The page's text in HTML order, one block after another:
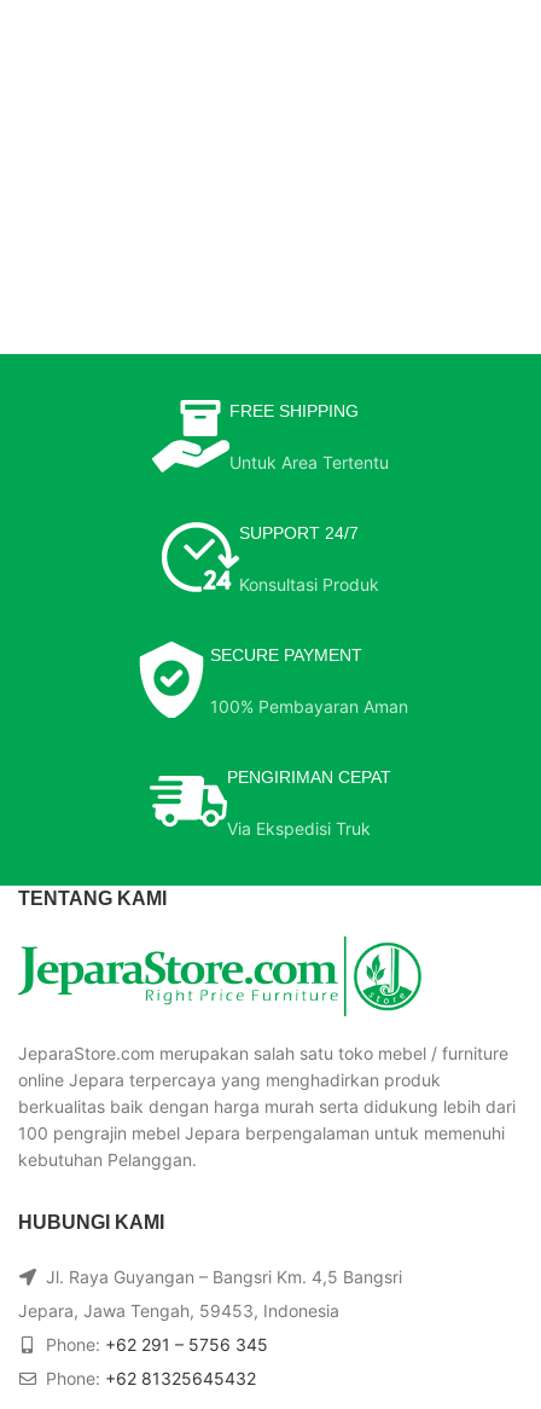
FREE SHIPPING
Untuk Area Tertentu
SUPPORT 24/7
Konsultasi Produk
SECURE PAYMENT
100% Pembayaran Aman
PENGIRIMAN CEPAT
Via Ekspedisi Truk
TENTANG KAMI
JeparaStore.com merupakan salah satu toko mebel / furniture
online Jepara terpercaya yang menghadirkan produk
berkualitas baik dengan harga murah serta didukung lebih dari
100 pengrajin mebel Jepara berpengalaman untuk memenuhi
kebutuhan Pelanggan.
HUBUNGI KAMI
Jl. Raya Guyangan – Bangsri Km. 4,5 Bangsri
Jepara, Jawa Tengah, 59453, Indonesia
Phone: +62 291 – 5756 345
Phone: +62 81325645432